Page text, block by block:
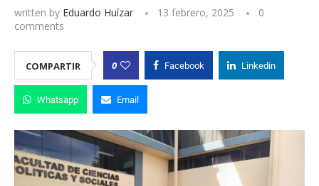
written by Eduardo Huízar 13 febrero, 2025
0
comments
COMPARTIR 0 Facebook Linkedin
Whatsapp Email